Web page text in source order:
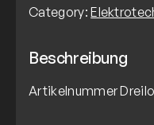
Category:
Beschreibung
Artikelnummer